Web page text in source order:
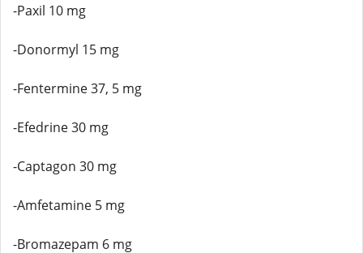
-Paxil 10 mg
-Donormyl 15 mg
-Fentermine 37, 5 mg
-Efedrine 30 mg
-Captagon 30 mg
-Amfetamine 5 mg
-Bromazepam 6 mg